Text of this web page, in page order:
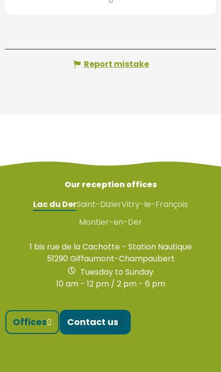
Report mistake
Our reception offices
Lac du DerSaint-DizierVitry-le-François
Montier-en-Der
1 bis rue de la Cachotte - Station Nautique
51290 Giffaumont-Champaubert
Tuesday to Sunday
10 am - 12 pm / 2 pm - 6 pm
Offices Contact us